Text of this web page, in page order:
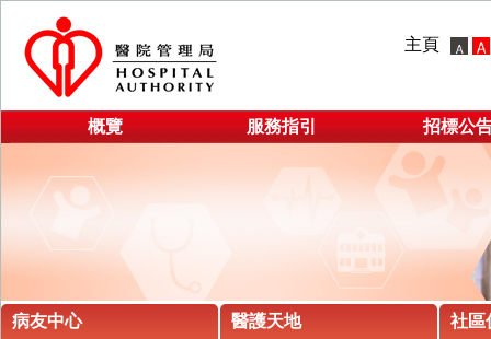
主頁
概覽 服務指引 招標公
病友中心 醫護天地 社區